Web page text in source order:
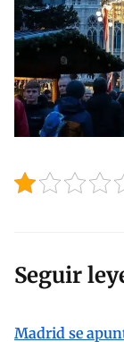
Seguir
Madrid se